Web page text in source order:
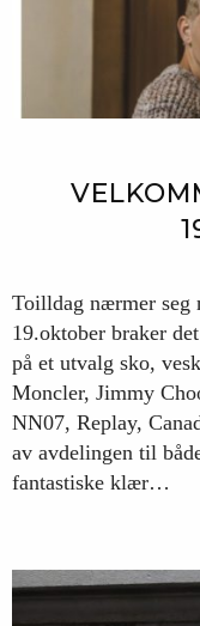
Toilldag nærmer seg
19.oktober braker
på et utvalg sko,
Moncler, Jimmy
NN07, Replay,
av avdelingen til
fantastiske klær…